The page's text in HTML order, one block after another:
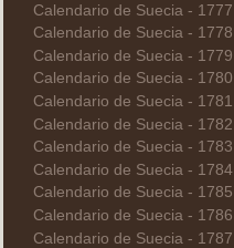
Calendario de Suecia - 1777
Calendario de Suecia - 1778
Calendario de Suecia - 1779
Calendario de Suecia - 1780
Calendario de Suecia - 1781
Calendario de Suecia - 1782
Calendario de Suecia - 1783
Calendario de Suecia - 1784
Calendario de Suecia - 1785
Calendario de Suecia - 1786
Calendario de Suecia - 1787